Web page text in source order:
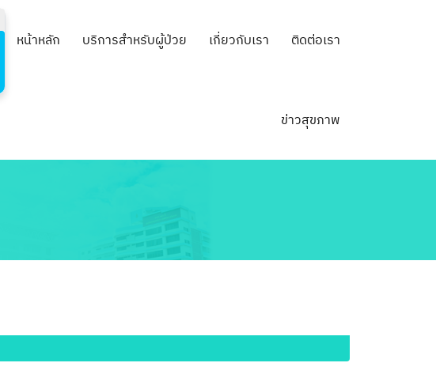
หน้าหลัก บริการสำหรับผู้ป่วย เกี่ยวกับเรา ติดต่อเรา
ข่าวสุขภาพ